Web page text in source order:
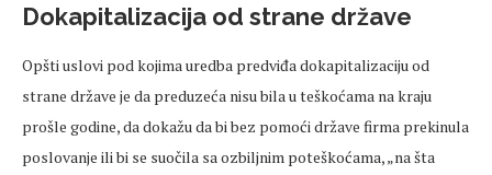
Dokapitalizacija od strane države
Opšti uslovi pod kojima uredba predviđa dokapitalizaciju od
strane države je da preduzeća nisu bila u teškoćama na kraju
prošle godine, da dokažu da bi bez pomoći države firma prekinula
poslovanje ili bi se suočila sa ozbiljnim poteškoćama, „na šta